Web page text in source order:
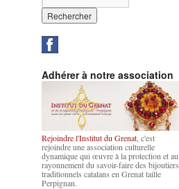
Adhérer à notre association
Rejoindre l'Institut du Grenat , c'est
rejoindre une association culturelle
dynamique qui œuvre à la protection et au
rayonnement du savoir-faire des bijoutiers
traditionnels catalans en Grenat taille
Perpignan.